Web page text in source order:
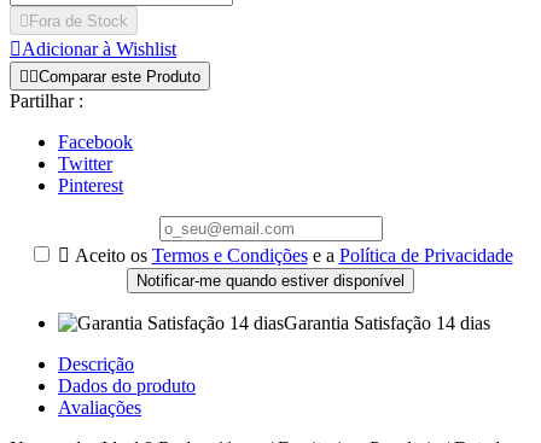
 Fora de Stock
Adicionar à Wishlist
 Comparar este Produto
Partilhar :
Facebook
Twitter
Pinterest
 Aceito os Termos e Condiçõese a Política de Privacidade
Notificar-me quando estiver disponível
Garantia Satisfação 14 dias
Descrição
Dados do produto
Avaliações